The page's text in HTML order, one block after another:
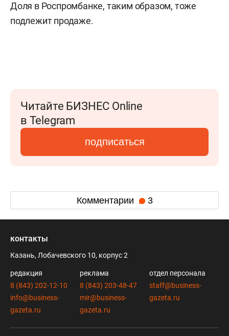
Доля в Роспромбанке, таким образом, тоже
подлежит продаже.
Читайте БИЗНЕС Online
в Telegram
подписаться
Комментарии 3
контакты
Казань, Лобачевского 10, корпус 2
редакция
8 (843) 202-12-10
info@business-
gazeta.ru
реклама
8 (843) 203-48-47
mir@business-
gazeta.ru
отдел персонала
staff@business-
gazeta.ru